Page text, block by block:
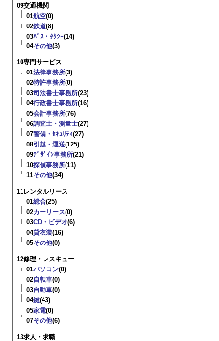
09交通機関
01航空(0)
02鉄道(8)
03ﾊﾞｽ・ﾀｸｼｰ(14)
04その他(3)
10専門サービス
01法律事務所(3)
02特許事務所(0)
03司法書士事務所(23)
04行政書士事務所(16)
05会計事務所(76)
06調査士・測量士(27)
07警備・ｾｷｭﾘﾃｨ(27)
08引越・運送(125)
09ﾃﾞｻﾞｲﾝ事務所(21)
10探偵事務所(11)
11その他(34)
11レンタルリース
01総合(25)
02カーリース(0)
03CD・ビデオ(6)
04貸衣装(16)
05その他(0)
12修理・レスキュー
01パソコン(0)
02自転車(0)
03自動車(0)
04鍵(43)
05家電(0)
07その他(6)
13求人・求職